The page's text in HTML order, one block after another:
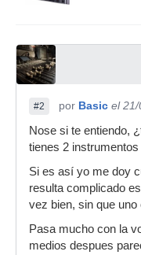
#2 por Basic el
Nose si te entiendo,
tienes 2
Si es así yo me doy
resulta complicado
vez bien, sin que
Pasa mucho con la
medios despues